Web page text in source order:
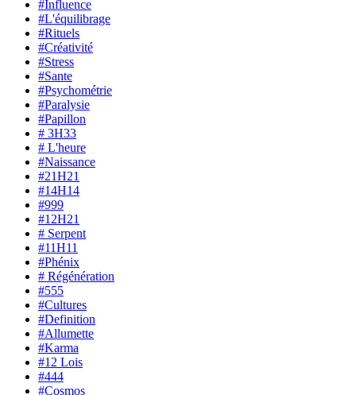
#Influence
#L'équilibrage
#Rituels
#Créativité
#Stress
#Sante
#Psychométrie
#Paralysie
#Papillon
# 3H33
# L'heure
#Naissance
#21H21
#14H14
#999
#12H21
# Serpent
#11H11
#Phénix
# Régénération
#555
#Cultures
#Definition
#Allumette
#Karma
#12 Lois
#444
#Cosmos